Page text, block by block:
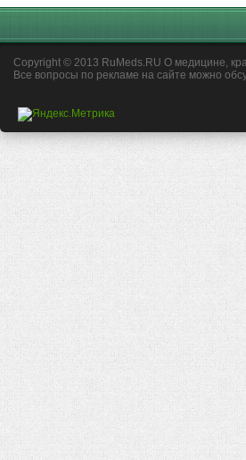
Copyright © 2013 RuMeds.RU О медицине,
Все вопросы по рекламе на сайте можно